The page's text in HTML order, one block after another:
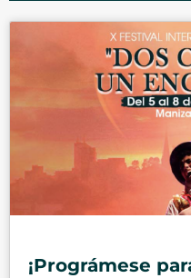
¡Prográmese